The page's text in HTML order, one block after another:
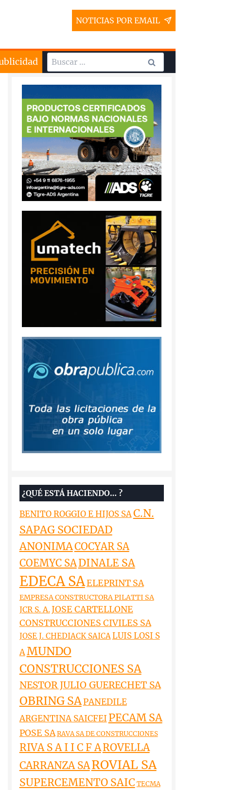
NOTICIAS POR EMAIL
Buscar:
¿QUÉ ESTÁ HACIENDO… ?
BENITO ROGGIO E HIJOS SAC.N.
SAPAG SOCIEDAD
ANONIMACOCYAR SA
COEMYC SADINALE SA
EDECA SAELEPRINT SA
EMPRESA CONSTRUCTORA PILATTI SA
JCR S. A.JOSE CARTELLONE
CONSTRUCCIONES CIVILES SA
JOSE J. CHEDIACK SAICALUIS LOSI S
AMUNDO
CONSTRUCCIONES SA
NESTOR JULIO GUERECHET SA
OBRING SAPANEDILE
ARGENTINA SAICFEI PECAM SA
POSE SARAVA SA DE CONSTRUCCIONES
RIVA S A I I C F AROVELLA
CARRANZA SAROVIAL SA
SUPERCEMENTO SAIC TECMA